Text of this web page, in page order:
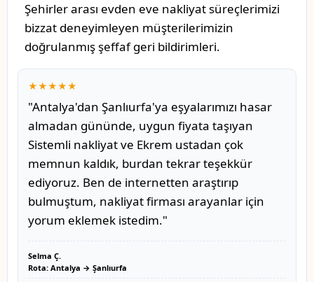
Şehirler arası evden eve nakliyat süreçlerimizi
bizzat deneyimleyen müşterilerimizin
doğrulanmış şeffaf geri bildirimleri.
★★★★★
"Antalya'dan Şanlıurfa'ya eşyalarımızı hasar
almadan gününde, uygun fiyata taşıyan
Sistemli nakliyat ve Ekrem ustadan çok
memnun kaldık, burdan tekrar teşekkür
ediyoruz. Ben de internetten araştırıp
bulmuştum, nakliyat firması arayanlar için
yorum eklemek istedim."
Selma Ç.
Rota: Antalya → Şanlıurfa